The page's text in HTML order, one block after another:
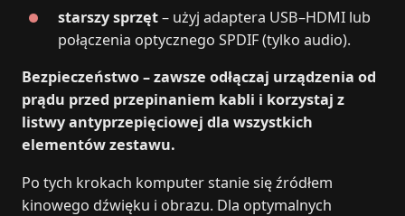
starszy sprzęt– użyj adaptera USB–HDMI lub
połączenia optycznego SPDIF (tylko audio).
Bezpieczeństwo – zawsze odłączaj urządzenia od
prądu przed przepinaniem kabli i korzystaj z
listwy antyprzepięciowej dla wszystkich
elementów zestawu.
Po tych krokach komputer stanie się źródłem
kinowego dźwięku i obrazu. Dla optymalnych